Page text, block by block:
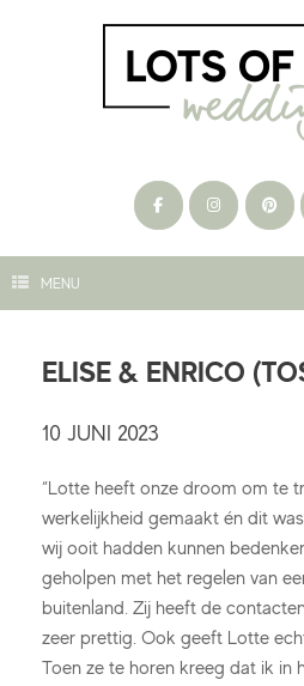
MENU
ELISE & ENRICO
10 JUNI 2023
“Lotte heeft onze droom om te
werkelijkheid gemaakt én dit
wij ooit hadden kunnen
geholpen met het regelen van
buitenland. Zij heeft de
zeer prettig. Ook geeft Lotte
Toen ze te horen kreeg dat ik in